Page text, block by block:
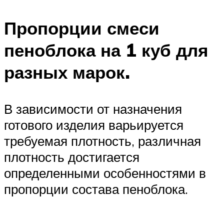
Пропорции смеси
пеноблока на 1 куб для
разных марок.
В зависимости от назначения
готового изделия варьируется
требуемая плотность, различная
плотность достигается
определенными особенностями в
пропорции состава пеноблока.